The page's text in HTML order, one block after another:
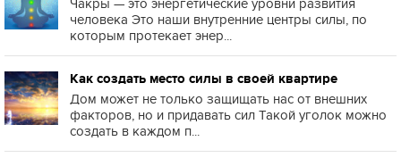
Чакры — это энергетические уровни развития
человека Это наши внутренние центры силы, по
которым протекает энер...
Как создать место силы в своей квартире
Дом может не только защищать нас от внешних
факторов, но и придавать сил Такой уголок можно
создать в каждом п...